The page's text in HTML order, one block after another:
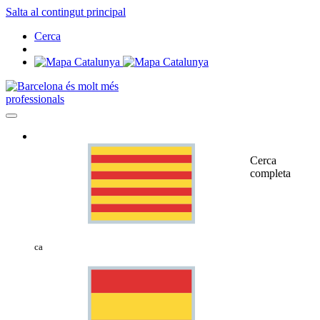
Salta al contingut principal
Cerca
professionals
ca
Cerca
completa